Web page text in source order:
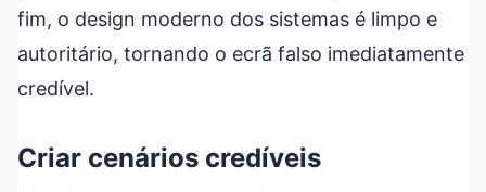
fim, o design moderno dos sistemas é limpo e
autoritário, tornando o ecrã falso imediatamente
credível.
Criar cenários credíveis